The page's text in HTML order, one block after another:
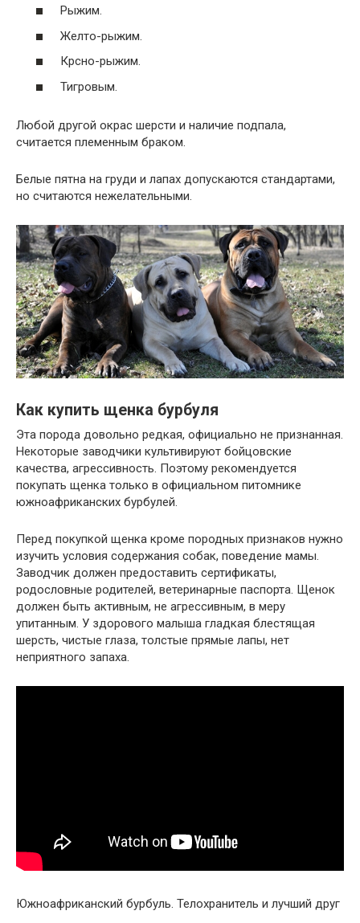
Рыжим.
Желто-рыжим.
Крсно-рыжим.
Тигровым.
Любой другой окрас шерсти и наличие подпала,
считается племенным браком.
Белые пятна на груди и лапах допускаются стандартами,
но считаются нежелательными.
Как купить щенка бурбуля
Эта порода довольно редкая, официально не признанная.
Некоторые заводчики культивируют бойцовские
качества, агрессивность. Поэтому рекомендуется
покупать щенка только в официальном питомнике
южноафриканских бурбулей.
Перед покупкой щенка кроме породных признаков нужно
изучить условия содержания собак, поведение мамы.
Заводчик должен предоставить сертификаты,
родословные родителей, ветеринарные паспорта. Щенок
должен быть активным, не агрессивным, в меру
упитанным. У здорового малыша гладкая блестящая
шерсть, чистые глаза, толстые прямые лапы, нет
неприятного запаха.
Южноафриканский бурбуль. Телохранитель и лучший друг